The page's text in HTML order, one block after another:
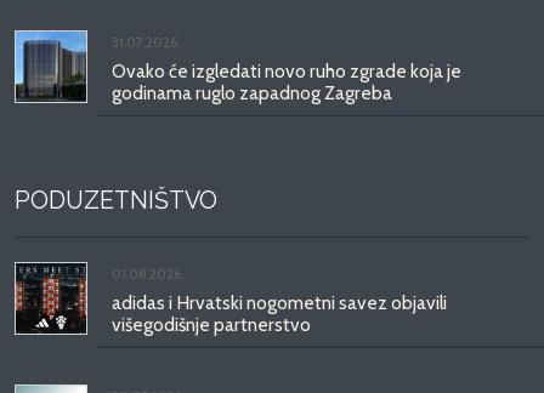
31.07.2026.
Ovako će izgledati novo ruho zgrade koja je
godinama ruglo zapadnog Zagreba
PODUZETNIŠTVO
01.08.2026.
adidas i Hrvatski nogometni savez objavili
višegodišnje partnerstvo